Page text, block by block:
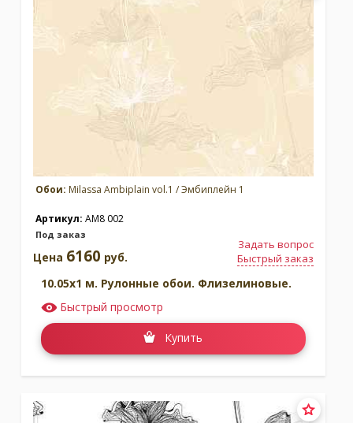
Обои: Milassa Ambiplain vol.1 / Эмбиплейн 1
Артикул: AM8 002
Под заказ
Задать вопрос
Быстрый заказ
Цена 6160 руб.
10.05x1 м. Рулонные обои. Флизелиновые.
Быстрый просмотр
Купить